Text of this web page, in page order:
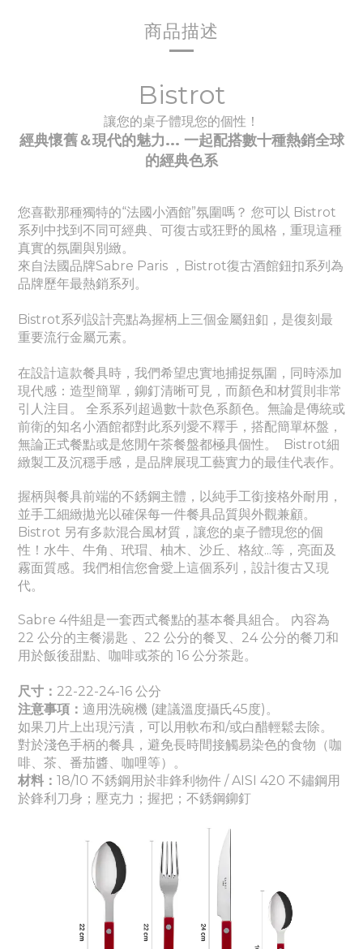
商品描述
Bistrot
讓您的桌子體現您的個性！
經典懷舊＆現代的魅力... 一起配搭數十種熱銷全球
的經典色系
您喜歡那種獨特的“法國小酒館”氛圍嗎？ 您可以 Bistrot
系列中找到不同可經典、 可復古或狂野的風格，重現這種
真實的氛圍與別緻。
來自法國品牌Sabre Paris ，Bistrot復古酒館鈕扣系列為
品牌歷年最熱銷系列。
Bistrot系列設計亮點為握柄上三個金屬鈕釦，是復刻最
重要流行金屬元素。
在設計這款餐具時，我們希望忠實地捕捉氛圍，同時添加
現代感：造型簡單，鉚釘清晰可見，而顏色和材質則非常
引人注目。 全系系列超過數十款色系顏色。無論是傳統或
前衛的知名小酒館都對此系列愛不釋手，搭配簡單杯盤，
無論正式餐點或是悠閒午茶餐盤都極具個性。
Bistrot細
緻製工及沉穩手感，是品牌展現工藝實力的最佳代表作。
握柄與餐具前端的不銹鋼主體，以純手工銜接格外耐用，
並手工細緻拋光以確保每一件餐具品質與外觀兼顧。
Bistrot 另有多款混合風材質，讓您的桌子體現您的個
性！水牛、牛角、玳瑁、柚木、沙丘、格紋...等，亮面及
霧面質感。我們相信您會愛上這個系列，設計復古又現
代。
Sabre 4件組是一套西式餐點的基本餐具組合。 內容為
22 公分的主餐湯匙 、22 公分的餐叉、24 公分的餐刀和
用於飯後甜點、咖啡或茶的 16 公分茶匙。
尺寸： 22-22-24-16 公分
注意事項： 適用洗碗機 (建議溫度攝氏45度)。
如果刀片上出現污漬，可以用軟布和/或白醋輕鬆去除。
對於淺色手柄的餐具，避免長時間接觸易染色的食物（咖
啡、茶、番茄醬、咖哩等）。
材料： 18/10 不銹鋼用於非鋒利物件 / AISI 420 不鏽鋼用
於鋒利刀身 ；壓克力 ；握把 ； 不銹鋼鉚釘